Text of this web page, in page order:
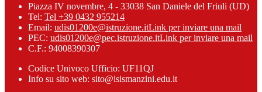
Piazza IV novembre, 4 - 33038 San Daniele del Friuli (UD)
Tel: Tel +39 0432 955214
Email: udis01200e@istruzione.itLink per inviare una mail
PEC: udis01200e@pec.istruzione.itLink per inviare una mail
C.F.: 94008390307
Codice Univoco Ufficio: UF11QJ
Info su sito web: sito@isismanzini.edu.it